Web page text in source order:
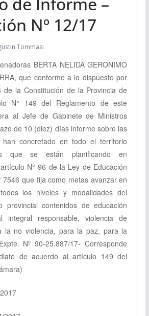
Nº 12/17
Tommasi
BERTA NELIDA GERONIMO
que conforme a lo dispuesto por
de la Constitución de la Provincia de
N° 149 del Reglamento de este
al Jefe de Gabinete de Ministros
de 10 (diez) días informe sobre las
concretado en todo el territorio
que se están planificando en
N° 96 de la Ley de Educación
7546 que fija como metas avanzar en
los niveles y modalidades del
provincial contenidos de educación
integral responsable, violencia de
la no violencia, para la paz, para la
Nº 90-25.887/17- Corresponde
de acuerdo al artículo 149 del